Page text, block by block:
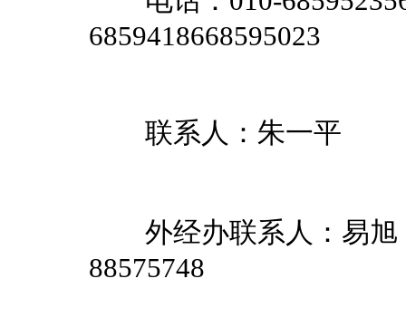
6859418668595023
联系人：
外经办联系人
88575748